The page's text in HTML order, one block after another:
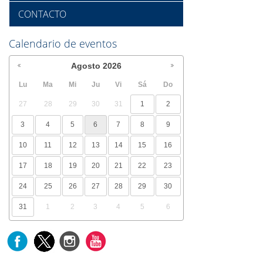
CONTACTO
Calendario de eventos
Agosto 2026
Lu Ma Mi Ju Vi Sá Do
27 28 29 30 31 1 2
3 4 5 6 7 8 9
10 11 12 13 14 15 16
17 18 19 20 21 22 23
24 25 26 27 28 29 30
31 1 2 3 4 5 6